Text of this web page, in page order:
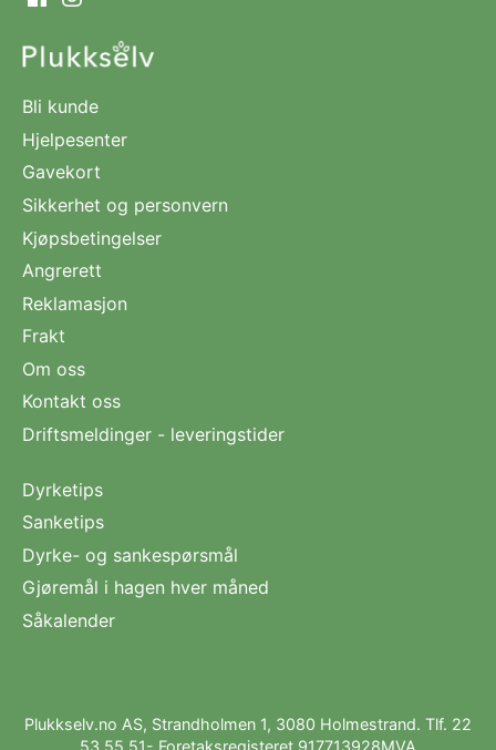
Bli kunde
Hjelpesenter
Gavekort
Sikkerhet og personvern
Kjøpsbetingelser
Angrerett
Reklamasjon
Frakt
Om oss
Kontakt oss
Driftsmeldinger - leveringstider
Dyrketips
Sanketips
Dyrke- og sankespørsmål
Gjøremål i hagen hver måned
Såkalender
Plukkselv.no AS, Strandholmen 1, 3080 Holmestrand. Tlf. 22
53 55 51- Foretaksregisteret 917713928MVA